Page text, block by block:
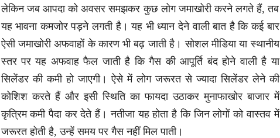
लेकिन जब आपदा को अवसर समझकर कुछ लोग जमाखोरी करने लगते हैं, तब
यह भावना कमजोर पड़ने लगती है। यह भी ध्यान देने वाली बात है कि कई बार
ऐसी जमाखोरी अफवाहों के कारण भी बढ़ जाती है। सोशल मीडिया या स्थानीय
स्तर पर यह अफवाह फैल जाती है कि गैस की आपूर्ति बंद होने वाली है या
सिलेंडर की कमी हो जाएगी। ऐसे में लोग जरूरत से ज्यादा सिलेंडर लेने की
कोशिश करते हैं और इसी स्थिति का फायदा उठाकर मुनाफाखोर बाजार में
कृत्रिम कमी पैदा कर देते हैं। नतीजा यह होता है कि जिन लोगों को वास्तव में
जरूरत होती है, उन्हें समय पर गैस नहीं मिल पाती।